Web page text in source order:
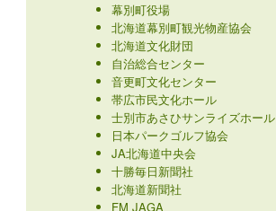
幕別町役場
北海道幕別町観光物産協会
北海道文化財団
自治総合センター
音更町文化センター
帯広市民文化ホール
士別市あさひサンライズホール
日本パークゴルフ協会
JA北海道中央会
十勝毎日新聞社
北海道新聞社
FM JAGA